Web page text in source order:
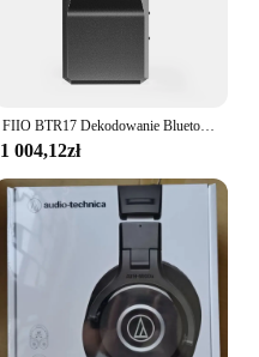
FIIO BTR17 Dekodowanie Bluetooth Wzmacniacz słuchawkowy Przenośny odbiornik audio Niestandardowe dekodowanie Wzajemny wzmacniacz mocy Prezenty
1 004,12zł